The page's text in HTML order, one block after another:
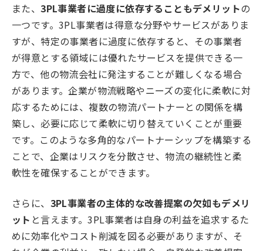
また、3PL事業者に過度に依存することもデメリットの
一つです。3PL事業者は得意な分野やサービスがありま
すが、特定の事業者に過度に依存すると、その事業者
が得意とする領域には優れたサービスを提供できる一
方で、他の物流会社に発注することが難しくなる場合
があります。企業が物流戦略やニーズの変化に柔軟に対
応するためには、複数の物流パートナーとの関係を構
築し、必要に応じて柔軟に切り替えていくことが重要
です。このような多角的なパートナーシップを構築する
ことで、企業はリスクを分散させ、物流の継続性と柔
軟性を確保することができます。
さらに、 3PL事業者の主体的な改善提案の欠如もデメリ
ット と言えます。3PL事業者は自身の利益を追求するた
めに効率化やコスト削減を図る必要がありますが、そ